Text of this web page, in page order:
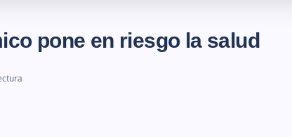
pone en riesgo la salud